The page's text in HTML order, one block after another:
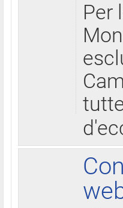
Per